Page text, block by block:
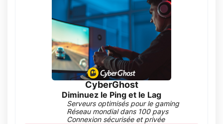
CyberGhost
Diminuez le Ping et le Lag
Serveurs optimisés pour le gaming
Réseau mondial dans 100 pays
Connexion sécurisée et privée